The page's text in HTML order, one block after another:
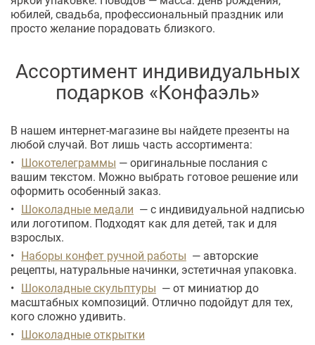
юбилей, свадьба, профессиональный праздник или
просто желание порадовать близкого.
Ассортимент индивидуальных
подарков «Конфаэль»
В нашем интернет-магазине вы найдете презенты на
любой случай. Вот лишь часть ассортимента:
Шокотелеграммы — оригинальные послания с
вашим текстом. Можно выбрать готовое решение или
оформить особенный заказ.
Шоколадные медали — с индивидуальной надписью
или логотипом. Подходят как для детей, так и для
взрослых.
Наборы конфет ручной работы — авторские
рецепты, натуральные начинки, эстетичная упаковка.
Шоколадные скульптуры — от миниатюр до
масштабных композиций. Отлично подойдут для тех,
кого сложно удивить.
Шоколадные открытки